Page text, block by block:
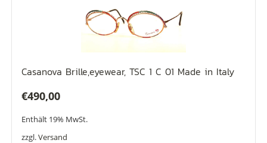
Casanova Brille,eyewear, TSC 1 C 01 Made in Italy
€490,00
Enthält 19% MwSt.
zzgl.Versand